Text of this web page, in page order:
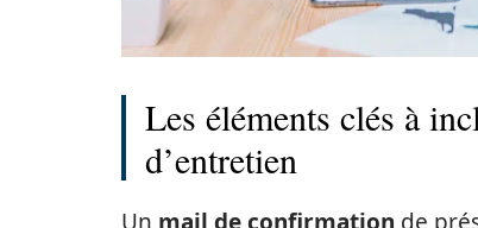
Les éléments clés à
d’entretien